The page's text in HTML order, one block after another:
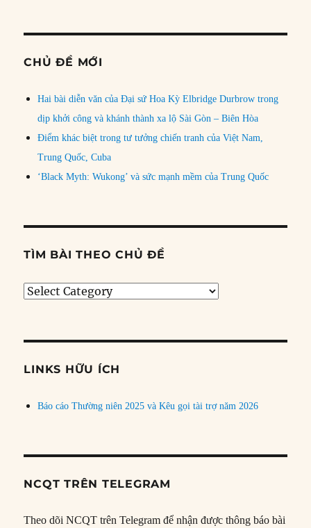
CHỦ ĐỀ MỚI
Hai bài diễn văn của Đại sứ Hoa Kỳ Elbridge Durbrow trong
dịp khởi công và khánh thành xa lộ Sài Gòn – Biên Hòa
Điểm khác biệt trong tư tưởng chiến tranh của Việt Nam,
Trung Quốc, Cuba
‘Black Myth: Wukong’ và sức mạnh mềm của Trung Quốc
TÌM BÀI THEO CHỦ ĐỀ
Tìm
đề
LINKS HỮU ÍCH
Báo cáo Thường niên 2025 và Kêu gọi tài trợ năm 2026
NCQT TRÊN TELEGRAM
Theo dõi NCQT trên Telegram để nhận được thông báo bài